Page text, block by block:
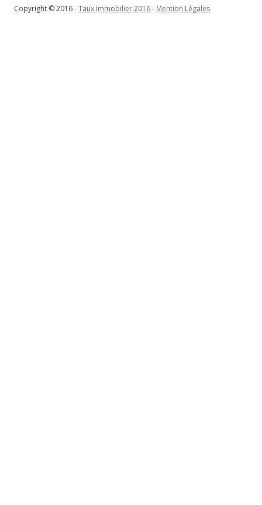
Copyright © 2016 -Taux Immobilier 2016- Mention Légales